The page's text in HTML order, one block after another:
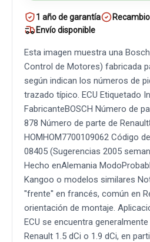
1 año de garantía
Envío disponible
Esta imagen muestra una Bosch
Control de Motores) fabricada
según indican los números de
trazado típico. ECU Etiquetado
FabricanteBOSCH Número de
878 Número de parte de
HOMHOM7700109062 Código
08405 (Sugerencias 2005
Hecho enAlemania
Kangoo o modelos similares
''frente'' en francés, común en
orientación de montaje.
ECU se encuentra
Renault 1.5 dCi o 1.9 dCi, en